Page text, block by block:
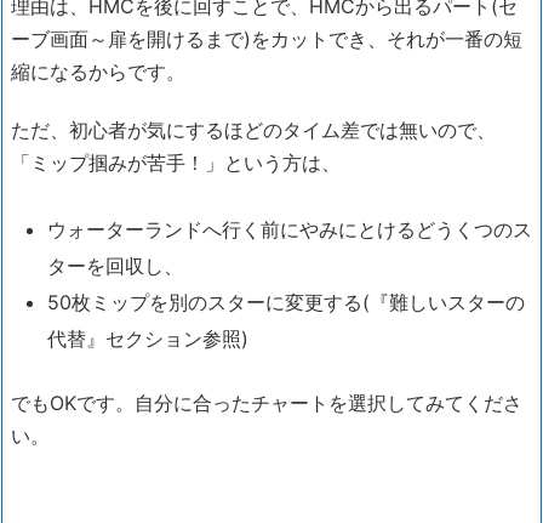
理由は、HMCを後に回すことで、HMCから出るパート(セ
ーブ画面～扉を開けるまで)をカットでき、それが一番の短
縮になるからです。
ただ、初心者が気にするほどのタイム差では無いので、
「ミップ掴みが苦手！」という方は、
ウォーターランドへ行く前にやみにとけるどうくつのス
ターを回収し、
50枚ミップを別のスターに変更する(『難しいスターの
代替』セクション参照)
でもOKです。自分に合ったチャートを選択してみてくださ
い。